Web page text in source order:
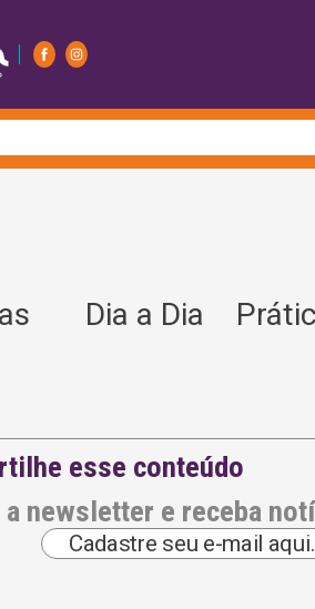
Dia a Dia
esse conteúdo
newsletter e receba